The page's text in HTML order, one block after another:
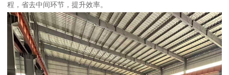
程，省去中间环节，提升效率。